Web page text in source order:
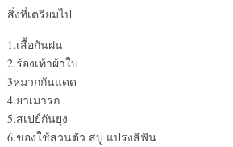
สิ่งที่เตรียมไป
1.เสื้อกันฝน
2.ร้องเท้าผ้าใบ
3หมวกกันแดด
4.ยาเมารถ
5.สเปย์กันยุง
6.ของใช้ส่วนตัว สบู่ แปรงสีฟัน